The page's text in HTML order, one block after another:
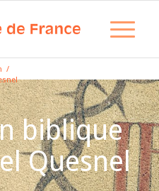
/
biblique
Quesnel